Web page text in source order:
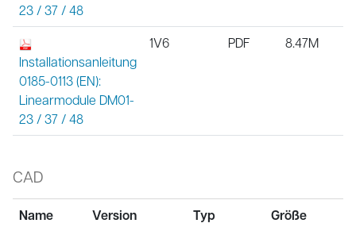
23 / 37 / 48
Installationsanleitung
0185-0113 (EN):
Linearmodule DM01-
23 / 37 / 48
1V6 PDF 8.47M
CAD
Name Version Typ Größe